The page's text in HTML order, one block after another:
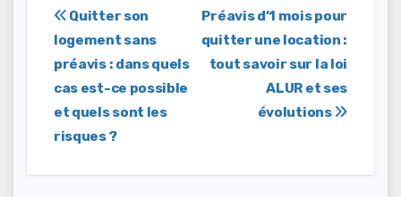
Navigation
de
l’article
Préavis d’1 mois pour
quitter une location :
tout savoir sur la loi
ALUR et ses
évolutions
Quitter son
logement sans
préavis : dans quels
cas est-ce possible
et quels sont les
risques ?